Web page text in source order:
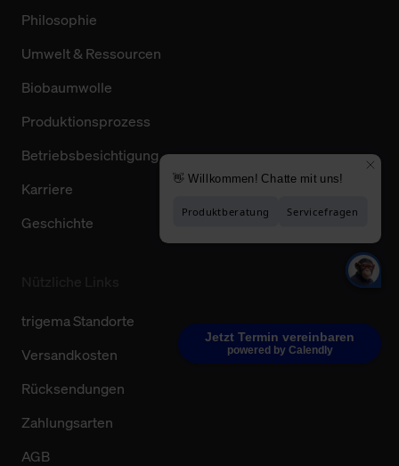
Jetzt Termin vereinbaren
powered by Calendly
Philosophie
Umwelt & Ressourcen
Biobaumwolle
Produktionsprozess
Betriebsbesichtigung
Karriere
Geschichte
trigema Standorte
Versandkosten
Rücksendungen
Zahlungsarten
AGB